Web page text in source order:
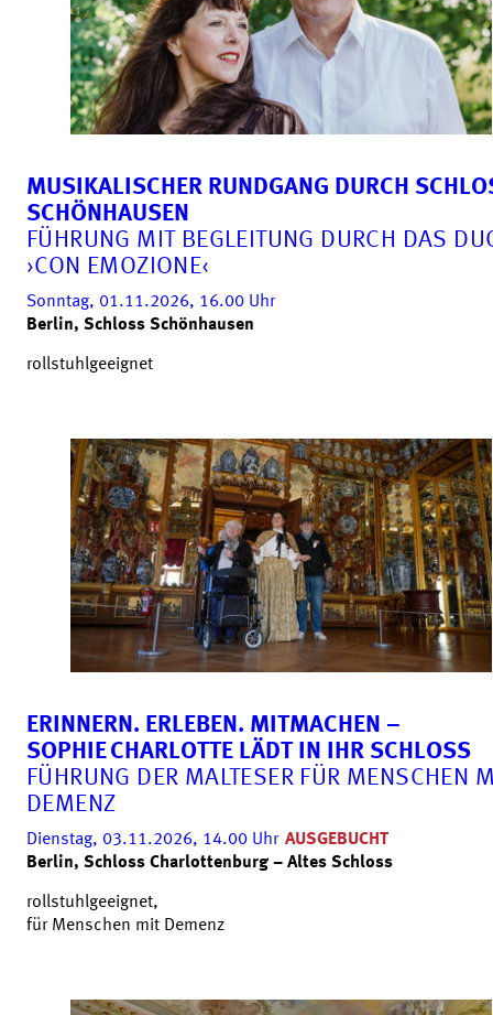
MUSIKALISCHER RUNDGANG DURCH
SCHÖNHAUSEN
FÜHRUNG MIT BEGLEITUNG DURCH DAS
›CON EMOZIONE‹
Sonntag, 01.11.2026, 16.00 Uhr
Berlin, Schloss Schönhausen
rollstuhlgeeignet
ERINNERN. ERLEBEN. MITMACHEN –
SOPHIE CHARLOTTE LÄDT IN IHR SCHLOSS
FÜHRUNG DER MALTESER FÜR MENSCHEN
DEMENZ
Dienstag, 03.11.2026, 14.00 Uhr AUSGEBUCHT
Berlin, Schloss Charlottenburg – Altes Schloss
rollstuhlgeeignet,
für Menschen mit Demenz